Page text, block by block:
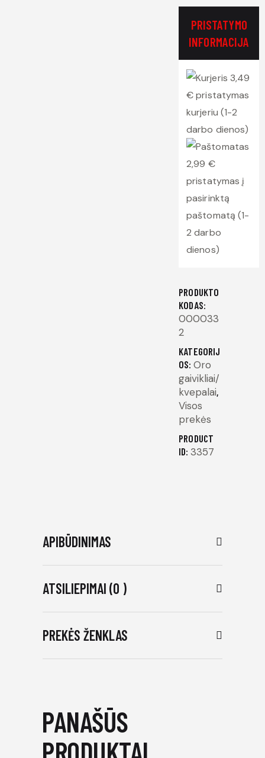
PRISTATYMO
INFORMACIJA
3,49
€ pristatymas
kurjeriu (1-2
darbo dienos)
2,99 €
pristatymas į
pasirinktą
paštomatą (1-
2 darbo
dienos)
PRODUKTO
KODAS:
000033
2
KATEGORIJ
OS: Oro
gaivikliai/
kvepalai,
Visos
prekės
PRODUCT
ID: 3357
APIBŪDINIMAS
ATSILIEPIMAI (0 )
PREKĖS ŽENKLAS
PANAŠŪS
PRODUKTAI